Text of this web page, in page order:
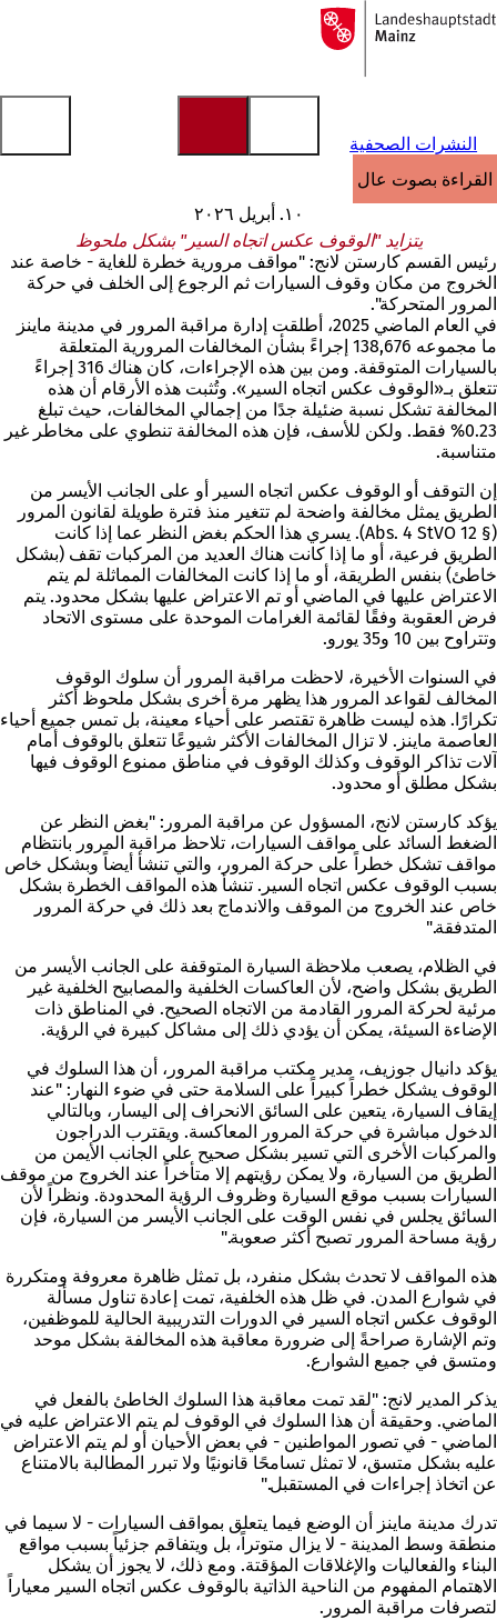
الانتقال إلى المحتوى
إلى
الصفحة
النشرات الصحفية
القراءة بصوت عالٍ
١٠. أبريل ٢٠٢٦
يتزايد "الوقوف عكس اتجاه السير" بشكل ملحوظ
رئيس القسم كارستن لانج: "مواقف مرورية خطرة للغاية - خاصة عند
الخروج من مكان وقوف السيارات ثم الرجوع إلى الخلف في حركة
المرور المتحركة".
في العام الماضي 2025، أطلقت إدارة مراقبة المرور في مدينة ماينز
ما مجموعه 138,676 إجراءً بشأن المخالفات المرورية المتعلقة
بالسيارات المتوقفة. ومن بين هذه الإجراءات، كان هناك 316 إجراءً
تتعلق بـ«الوقوف عكس اتجاه السير». وتُثبت هذه الأرقام أن هذه
المخالفة تشكل نسبة ضئيلة جدًا من إجمالي المخالفات، حيث تبلغ
0.23% فقط. ولكن للأسف، فإن هذه المخالفة تنطوي على مخاطر غير
متناسبة.
إن التوقف أو الوقوف عكس اتجاه السير أو على الجانب الأيسر من
الطريق يمثل مخالفة واضحة لم تتغير منذ فترة طويلة لقانون المرور
(§ 12 Abs. 4 StVO). يسري هذا الحكم بغض النظر عما إذا كانت
الطريق فرعية، أو ما إذا كانت هناك العديد من المركبات تقف (بشكل
خاطئ) بنفس الطريقة، أو ما إذا كانت المخالفات المماثلة لم يتم
الاعتراض عليها في الماضي أو تم الاعتراض عليها بشكل محدود. يتم
فرض العقوبة وفقًا لقائمة الغرامات الموحدة على مستوى الاتحاد
وتتراوح بين 10 و35 يورو.
في السنوات الأخيرة، لاحظت مراقبة المرور أن سلوك الوقوف
المخالف لقواعد المرور هذا يظهر مرة أخرى بشكل ملحوظ أكثر
تكرارًا. هذه ليست ظاهرة تقتصر على أحياء معينة، بل تمس جميع أحياء
العاصمة ماينز. لا تزال المخالفات الأكثر شيوعًا تتعلق بالوقوف أمام
آلات تذاكر الوقوف وكذلك الوقوف في مناطق ممنوع الوقوف فيها
بشكل مطلق أو محدود.
يؤكد كارستن لانج، المسؤول عن مراقبة المرور: "بغض النظر عن
الضغط السائد على مواقف السيارات، تلاحظ مراقبة المرور بانتظام
مواقف تشكل خطراً على حركة المرور، والتي تنشأ أيضاً وبشكل خاص
بسبب الوقوف عكس اتجاه السير. تنشأ هذه المواقف الخطرة بشكل
خاص عند الخروج من الموقف والاندماج بعد ذلك في حركة المرور
المتدفقة."
في الظلام، يصعب ملاحظة السيارة المتوقفة على الجانب الأيسر من
الطريق بشكل واضح، لأن العاكسات الخلفية والمصابيح الخلفية غير
مرئية لحركة المرور القادمة من الاتجاه الصحيح. في المناطق ذات
الإضاءة السيئة، يمكن أن يؤدي ذلك إلى مشاكل كبيرة في الرؤية.
يؤكد دانيال جوزيف، مدير مكتب مراقبة المرور، أن هذا السلوك في
الوقوف يشكل خطراً كبيراً على السلامة حتى في ضوء النهار: "عند
إيقاف السيارة، يتعين على السائق الانحراف إلى اليسار، وبالتالي
الدخول مباشرة في حركة المرور المعاكسة. ويقترب الدراجون
والمركبات الأخرى التي تسير بشكل صحيح على الجانب الأيمن من
الطريق من السيارة، ولا يمكن رؤيتهم إلا متأخراً عند الخروج من موقف
السيارات بسبب موقع السيارة وظروف الرؤية المحدودة. ونظراً لأن
السائق يجلس في نفس الوقت على الجانب الأيسر من السيارة، فإن
رؤية مساحة المرور تصبح أكثر صعوبة."
هذه المواقف لا تحدث بشكل منفرد، بل تمثل ظاهرة معروفة ومتكررة
في شوارع المدن. في ظل هذه الخلفية، تمت إعادة تناول مسألة
الوقوف عكس اتجاه السير في الدورات التدريبية الحالية للموظفين،
وتم الإشارة صراحةً إلى ضرورة معاقبة هذه المخالفة بشكل موحد
ومتسق في جميع الشوارع.
يذكر المدير لانج: "لقد تمت معاقبة هذا السلوك الخاطئ بالفعل في
الماضي. وحقيقة أن هذا السلوك في الوقوف لم يتم الاعتراض عليه في
الماضي - في تصور المواطنين - في بعض الأحيان أو لم يتم الاعتراض
عليه بشكل متسق، لا تمثل تسامحًا قانونيًا ولا تبرر المطالبة بالامتناع
عن اتخاذ إجراءات في المستقبل."
تدرك مدينة ماينز أن الوضع فيما يتعلق بمواقف السيارات - لا سيما في
منطقة وسط المدينة - لا يزال متوتراً، بل ويتفاقم جزئياً بسبب مواقع
البناء والفعاليات والإغلاقات المؤقتة. ومع ذلك، لا يجوز أن يشكل
الاهتمام المفهوم من الناحية الذاتية بالوقوف عكس اتجاه السير معياراً
لتصرفات مراقبة المرور.